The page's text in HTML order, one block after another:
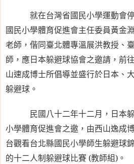
就在台灣省國民小學運動會
國民小學體育促進會主任委員黃金
老師，偕同臺北體專溫展洪教授、
師，應日本躲避球協會之邀請，前
山速成博士所倡導並盛行於日本、
躲避球。
民國八十二年十二月，日本
小學體育促進會之邀，由西山逸成
台觀看台北縣國民小學師生躲避球
的十二人制躲避球比賽 (教師組) 。